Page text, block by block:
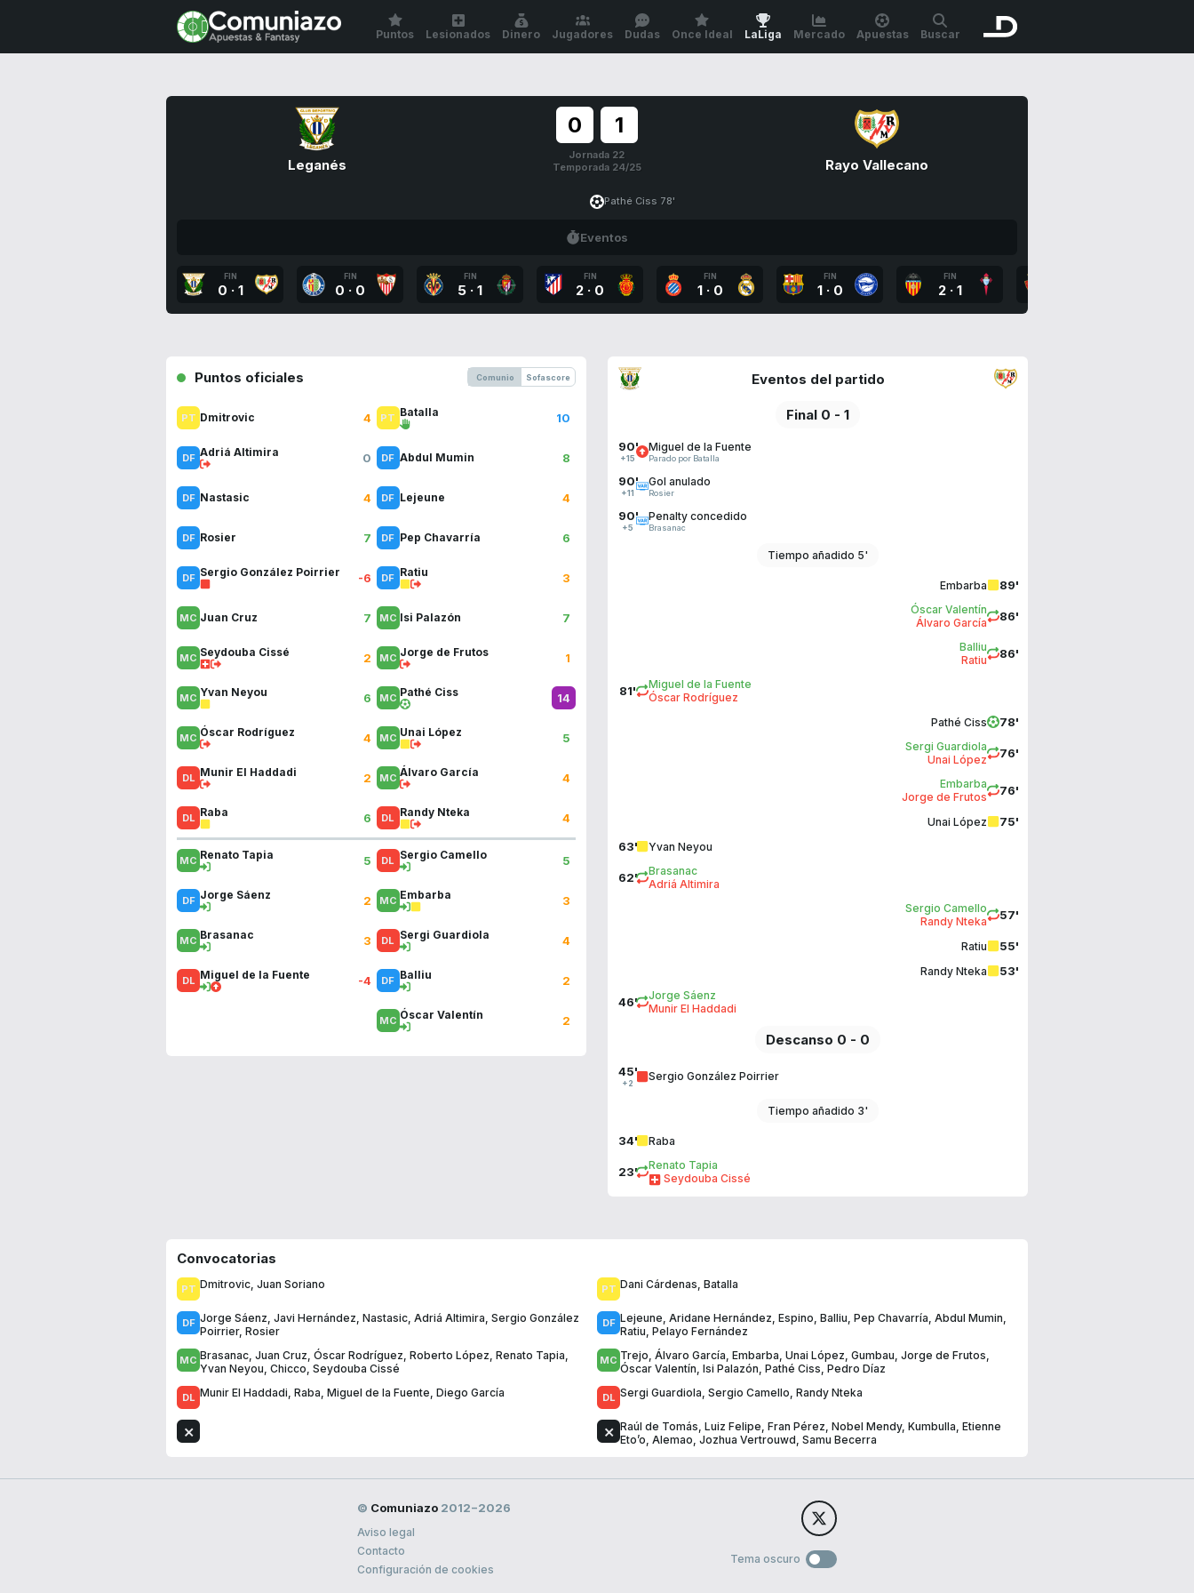
Puntos Lesionados Dinero Jugadores Dudas Once Ideal LaLiga Mercado Apuestas Buscar
Leganés
0 1
Jornada 22
Temporada 24/25
Rayo Vallecano
Pathé Ciss 78'
Eventos
FIN
0 · 1
FIN
0 · 0
FIN
5 · 1
FIN
2 · 0
FIN
1 · 0
FIN
1 · 0
FIN
2 · 1
Puntos oficiales Comunio Sofascore
Dmitrovic 4
Adriá Altimira 0
Nastasic 4
Rosier 7
Sergio González Poirrier -6
Juan Cruz 7
Seydouba Cissé 2
Yvan Neyou 6
Óscar Rodríguez 4
Munir El Haddadi 2
Raba 6
Renato Tapia 5
Jorge Sáenz 2
Brasanac 3
Miguel de la Fuente -4
Batalla 10
Abdul Mumin 8
Lejeune 4
Pep Chavarría 6
Ratiu 3
Isi Palazón 7
Jorge de Frutos 1
Pathé Ciss 14
Unai López 5
Álvaro García 4
Randy Nteka 4
Sergio Camello 5
Embarba 3
Sergi Guardiola 4
Balliu 2
Óscar Valentín 2
Eventos del partido
Final 0 - 1
90'
+15
Miguel de la Fuente
Parado por Batalla
90'
+11
Gol anulado
Rosier
90'
+5
Penalty concedido
Brasanac
Tiempo añadido 5'
89'
Embarba
86'
Óscar Valentín
Álvaro García
86'
Balliu
Ratiu
81'
Miguel de la Fuente
Óscar Rodríguez
78'
Pathé Ciss
76'
Sergi Guardiola
Unai López
76'
Embarba
Jorge de Frutos
75'
Unai López
63' Yvan Neyou
62'
Brasanac
Adriá Altimira
57'
Sergio Camello
Randy Nteka
55'
Ratiu
53'
Randy Nteka
46'
Jorge Sáenz
Munir El Haddadi
Descanso 0 - 0
45'
+2
Sergio González Poirrier
Tiempo añadido 3'
34' Raba
23'
Renato Tapia
Seydouba Cissé
Convocatorias
Dmitrovic Juan Soriano
Jorge Sáenz Javi Hernández Nastasic Adriá Altimira Sergio González
Poirrier, Rosier
Brasanac Juan Cruz Óscar Rodríguez Roberto López Renato Tapia
Yvan Neyou Chicco Seydouba Cissé
Munir El Haddadi Raba Miguel de la Fuente Diego García
Dani Cárdenas Batalla
Lejeune Aridane Hernández Espino Balliu Pep Chavarría Abdul Mumin
Ratiu Pelayo Fernández
Trejo Álvaro García Embarba Unai López Gumbau Jorge de Frutos
Óscar Valentín Isi Palazón Pathé Ciss Pedro Díaz
Sergi Guardiola Sergio Camello Randy Nteka
Raúl de Tomás Luiz Felipe Fran Pérez Nobel Mendy, Kumbulla Etienne
Eto’o Alemao Jozhua Vertrouwd Samu Becerra
© Comuniazo 2012−2026
Aviso legal
Contacto
Configuración de cookies
Tema oscuro